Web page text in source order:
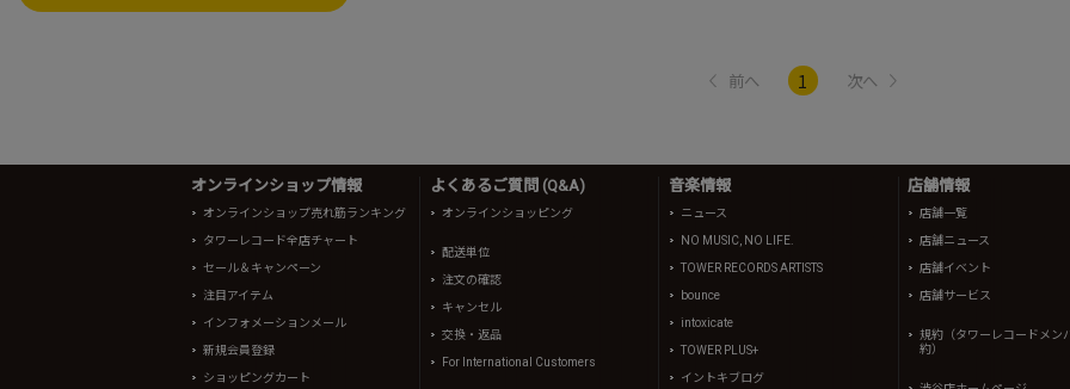
前へ 1 次へ
オンラインショップ情報
オンラインショップ売れ筋ランキング
タワーレコード全店チャート
セール＆キャンペーン
注目アイテム
インフォメーションメール
新規会員登録
ショッピングカート
よくあるご質問 (Q&A)
オンラインショッピング
配送単位
注文の確認
キャンセル
交換・返品
For International Customers
音楽情報
ニュース
NO MUSIC, NO LIFE.
TOWER RECORDS ARTISTS
bounce
intoxicate
TOWER PLUS+
イントキブログ
店舗情報
店舗一覧
店舗ニュース
店舗イベント
店舗サービス
規約（タワーレコードメン
約）